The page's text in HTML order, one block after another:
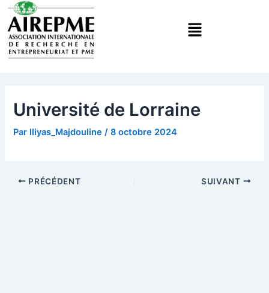
Aller
contenu
Menu
Université de Lorraine
Par Iliyas_Majdouline/8 octobre 2024
Navigation
des
articles
PRÉCÉDENT SUIVANT